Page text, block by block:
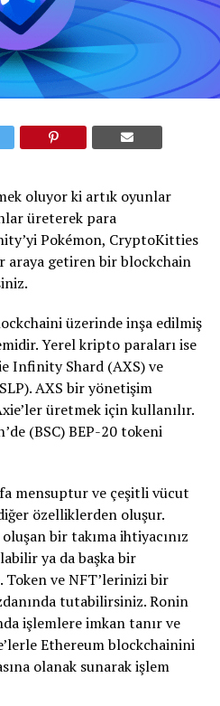
oluyor ki artık oyunlar
üreterek para
Pokémon, CryptoKitties
araya getiren bir blockchain
üzerinde inşa edilmiş
Yerel kripto paraları ise
Infinity Shard (AXS) ve
AXS bir yönetişim
üretmek için kullanılır.
(BSC) BEP-20 tokeni
mensuptur ve çeşitli vücut
özelliklerden oluşur.
bir takıma ihtiyacınız
ya da başka bir
ve NFT’lerinizi bir
tutabilirsiniz. Ronin
işlemlere imkan tanır ve
Ethereum blockchainini
olanak sunarak işlem